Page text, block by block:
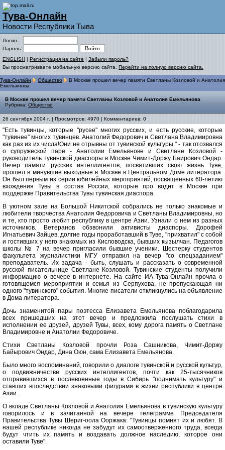
Тува-Онлайн
Новости Республики Тыва
Логин:
Пароль:
ENGLISH | Регистрация на сайте | Забыли пароль?
Вы просматриваете мобильную версию сайта. Перейти на полную версию сайта.
Тува-Онлайн Общество
В Москве прошел вечер памяти Светланы Козловой и Анатолия
Емельянова
В Москве прошел вечер памяти Светланы Козловой и Анатолия Емельянова
Рубрика: Общество
26 сентября 2004 г. | Просмотров: 4970 | Комментариев: 0
"Есть тувинцы, которые "русее" многих русских, и есть русские, которые
"тувинее" многих тувинцев. Анатолий Федорович и Светлана Владимировна
как раз из их числа!Они не отрывны от тувинской культуры." - так отозвался
о супружеской паре - Анатолии Емельянове и Светлане Козловой -
руководитель тувинской диаспоры в Москве Чимит-Доржу Баирович Ондар.
Вечер памяти русских интеллигентов, посвятивших свою жизнь Туве,
прошел в минувшие выходные в Москве в Центральном Доме литератора.
Он был первым из серии юбилейных мероприятий, посвященных 60-летию
вхождения Тувы в состав России, которые про водит в Москве при
поддержке Правительства Тувы тувинская диаспора.
В уютном зале на Большой Никитской собрались не только знакомые и
любители творчества Анатолия Федоровича и Светланы Владимировны, но
и те, кто просто любит республику в центре Азии. Узнали о нем из разных
источников. Ветеранов обзвонили активисты диаспоры. Дорофей
Игнатьевич Зайцев, долгие годы проработавший в Туве, "прихватил" с собой
и гостивших у него знакомых из Кисловодска, бывших кызылчан. Педагогов
школы № 7 на вечер пригласили бывшие ученики. Шестерку студентов
факультета журналистики МГУ отправил на вечер "со спецзаданием"
преподаватель. Их задача - быть, слушать и рассказать о современной
русской писательнице Светлане Козловой. Тувинские студенты получили
информацию о вечере в интернете. На сайте ИА Тува-Онлайн прочла о
готовящемся мероприятии и семья из Серпухова, не пропускающая ни
одного "тувинского" события. Многие писатели откликнулись на объявление
в Дома литератора.
Дочь знаменитой пары поэтесса Елизавета Емельянова поблагодарила
всех пришедших на этот вечер и предложила послушать стихи в
исполнении ее друзей, друзей Тувы, всех, кому дорога память о Светлане
Владимировне и Анатолии Федоровиче.
Стихи Светланы Козловой прочли Роза Сашникова, Чимит-Доржу
Байырович Ондар, Дина Оюн, сама Елизавета Емельянова.
Было много воспоминаний, говорили о диалоге тувинской и русской культур,
о подвижничестве русских интеллигентов, почти как 25-тысячников
отправившихся в послевоенные годы в Сибирь "поднимать культуру" и
ставших впоследствии знаковыми фигурами в жизни республики в центре
Азии.
О вкладе Светланы Козловой и Анатолия Емельянова в тувинскую культуру
говорилось и в зачитанной на вечере телеграмме Председателя
Правительства Тувы Шериг-оола Ооржака: "Тувинцы помнят их и любят. В
нашей республике никогда не забудут их самоотверженного труда, всегда
будут чтить их память и воздавать должное наследию, которое они
оставили Туве".